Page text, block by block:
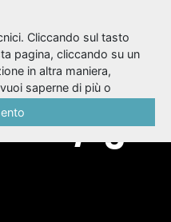
/ Igor
Cliccando sul tasto
pagina, cliccando su un
in altra maniera,
saperne di più o